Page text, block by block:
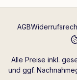
AGB
Alle Preise inkl.
und ggf.